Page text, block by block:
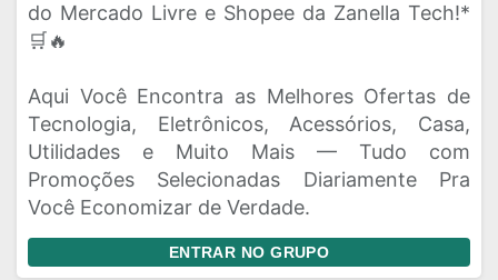
do Mercado Livre e Shopee da Zanella Tech!*
🛒🔥
Aqui Você Encontra as Melhores Ofertas de
Tecnologia, Eletrônicos, Acessórios, Casa,
Utilidades e Muito Mais — Tudo com
Promoções Selecionadas Diariamente Pra
Você Economizar de Verdade.
ENTRAR NO GRUPO